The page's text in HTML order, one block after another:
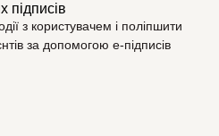
підписів
з користувачем і поліпшити
за допомогою е‑підписів